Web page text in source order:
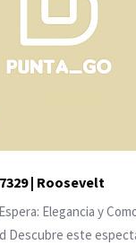
| Roosevelt
Elegancia y
Descubre este